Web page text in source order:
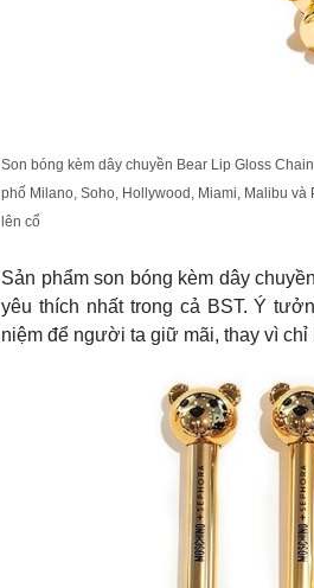
Son bóng kèm dây chuyền Bear Lip Gloss
phố Milano, Soho, Hollywood, Miami, Malibu
lên cổ
Sản phẩm son bóng kèm dây
yêu thích nhất trong cả BST. Ý
niệm để người ta giữ mãi, thay vì